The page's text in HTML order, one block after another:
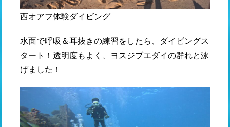
西オアフ体験ダイビング
水面で呼吸＆耳抜きの練習をしたら、ダイビングス
タート！透明度もよく、ヨスジブエダイの群れと泳
げました！